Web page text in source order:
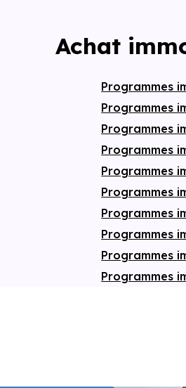
Achat
Programmes
Programmes
Programmes
Programmes
Programmes
Programmes
Programmes
Programmes
Programmes
Programmes